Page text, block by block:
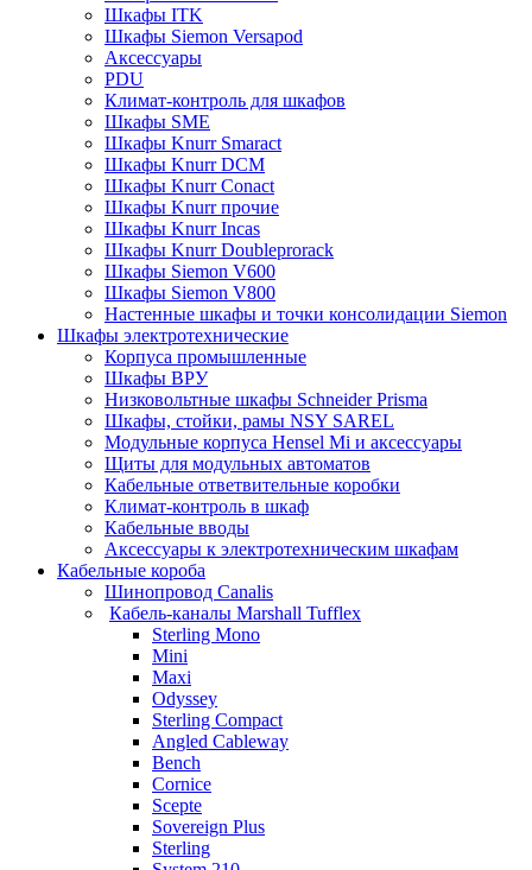
Шкафы ITK
Шкафы Siemon Versapod
Аксессуары
PDU
Климат-контроль для шкафов
Шкафы SME
Шкафы Knurr Smaract
Шкафы Knurr DCM
Шкафы Knurr Conact
Шкафы Knurr прочие
Шкафы Knurr Incas
Шкафы Knurr Doubleprorack
Шкафы Siemon V600
Шкафы Siemon V800
Настенные шкафы и точки консолидации Siemon
Шкафы электротехнические
Корпуса промышленные
Шкафы ВРУ
Низковольтные шкафы Schneider Prisma
Шкафы, стойки, рамы NSY SAREL
Модульные корпуса Hensel Mi и аксессуары
Щиты для модульных автоматов
Кабельные ответвительные коробки
Климат-контроль в шкаф
Кабельные вводы
Аксессуары к электротехническим шкафам
Кабельные короба
Шинопровод Canalis
Кабель-каналы Marshall Tufflex
Sterling Mono
Mini
Maxi
Odyssey
Sterling Compact
Angled Cableway
Bench
Cornice
Scepte
Sovereign Plus
Sterling